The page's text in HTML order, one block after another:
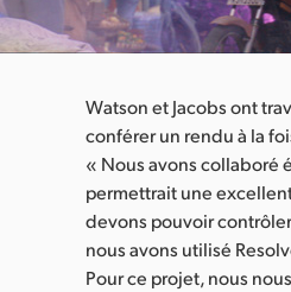
Watson et Jacobs ont
conférer un rendu à la
« Nous avons collaboré
permettrait une
devons pouvoir
nous avons utilisé
Pour ce projet, nous